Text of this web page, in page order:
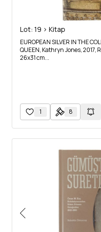
Lot: 19 > Kitap
EUROPEAN SILVER IN THE
QUEEN, Kathryn Jones, 2017,
26x31 cm...
1 8